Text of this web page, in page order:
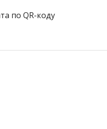
по QR-коду